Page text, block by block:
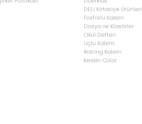
DELI Kırtasiye Ürünleri
Fosforlu Kalem
Dosya ve Klasörler
Okul Defteri
Uçlu Kalem
Rotring Kalem
Keskin Color